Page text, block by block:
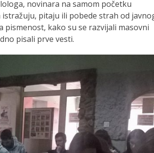
novinara na samom početku
pitaju ili pobede strah od
pismenost, kako su se razvijali masovni
pisali prve vesti.